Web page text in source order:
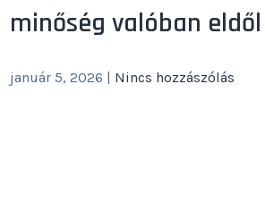
minőség valóban eldől
január 5, 2026 | Nincs hozzászólás